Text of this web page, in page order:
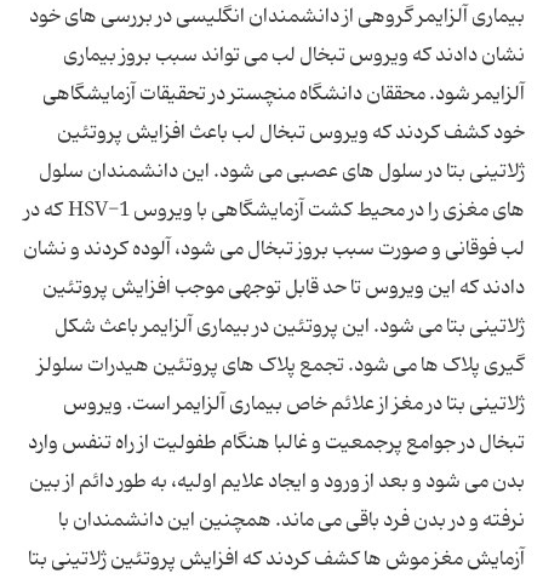
بیماری آلزایمر گروهی از دانشمندان انگلیسی در بررسی های خود
نشان دادند که ویروس تبخال لب می تواند سبب بروز بیماری
آلزایمر شود. محققان دانشگاه منچستر در تحقیقات آزمایشگاهی
خود کشف کردند که ویروس تبخال لب باعث افزایش پروتئین
ژلاتینی بتا در سلول های عصبی می شود. این دانشمندان سلول
های مغزی را در محیط کشت آزمایشگاهی با ویروس HSV-1 که در
لب فوقانی و صورت سبب بروز تبخال می شود، آلوده کردند و نشان
دادند که این ویروس تا حد قابل توجهی موجب افزایش پروتئین
ژلاتینی بتا می شود. این پروتئین در بیماری آلزایمر باعث شکل
گیری پلاک ها می شود. تجمع پلاک های پروتئین هیدرات سلولز
ژلاتینی بتا در مغز از علائم خاص بیماری آلزایمر است. ویروس
تبخال در جوامع پرجمعیت و غالبا هنگام طفولیت از راه تنفس وارد
بدن می ‌شود و بعد از ورود و ایجاد علایم اولیه، به طور دائم از بین
نرفته و در بدن فرد باقی می ‌ماند. همچنین این دانشمندان با
آزمایش مغز موش ها کشف کردند که افزایش پروتئین ژلاتینی بتا